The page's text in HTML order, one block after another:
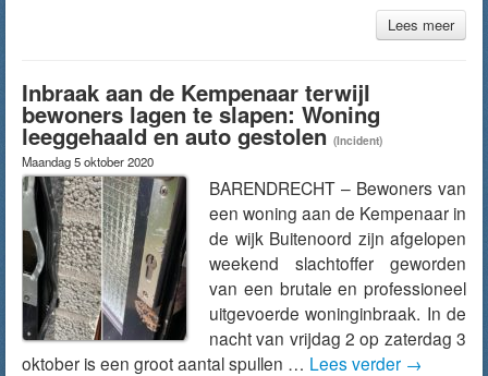
Lees meer
Inbraak aan de Kempenaar terwijl
bewoners lagen te slapen: Woning
leeggehaald en auto gestolen (Incident)
Maandag 5 oktober 2020
BARENDRECHT – Bewoners van
een woning aan de Kempenaar in
de wijk Buitenoord zijn afgelopen
weekend slachtoffer geworden
van een brutale en professioneel
uitgevoerde woninginbraak. In de
nacht van vrijdag 2 op zaterdag 3
oktober is een groot aantal spullen … Lees verder →